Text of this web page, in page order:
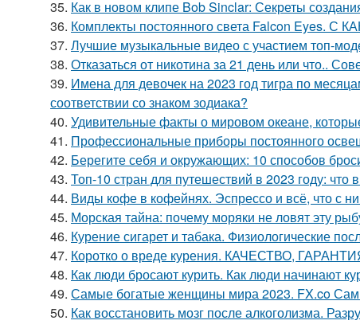
35. Как в новом клипе Bob Sinclar: Секреты
36. Комплекты постоянного света Falcon
37. Лучшие музыкальные видео с участием топ-
38. Отказаться от никотина за 21 день или что..
39. Имена для девочек на 2023 год тигра по
соответствии со знаком зодиака?
40. Удивительные факты о мировом океане,
41. Профессиональные приборы постоянного
42. Берегите себя и окружающих: 10 способов
43. Топ-10 стран для путешествий в 2023 году: что
44. Виды кофе в кофейнях. Эспрессо и всё, что с
45. Морская тайна: почему моряки не ловят эту
46. Курение сигарет и табака. Физиологические
47. Коротко о вреде курения. КАЧЕСТВО,
48. Как люди бросают курить. Как люди начинают
49. Самые богатые женщины мира 2023. FX.co
50. Как восстановить мозг после алкоголизма.